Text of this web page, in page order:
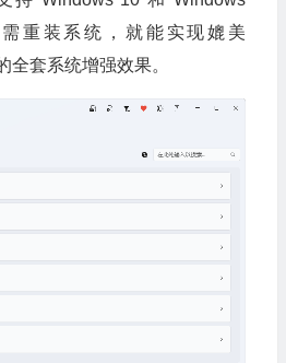
重装系统，就能实现媲美
全套系统增强效果。